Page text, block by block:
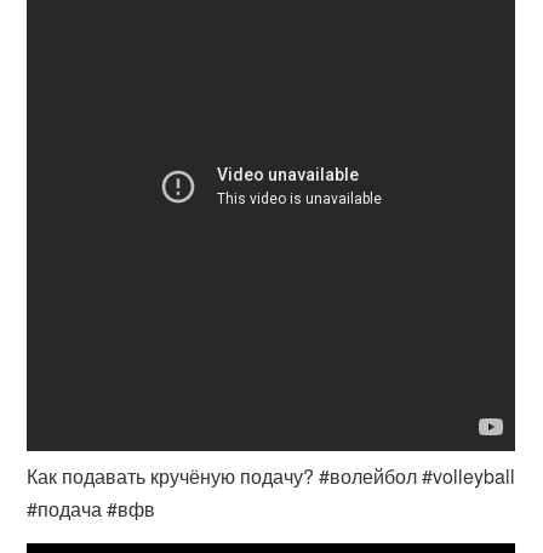
Как подавать кручёную подачу? #волейбол #volleyball
#подача #вфв